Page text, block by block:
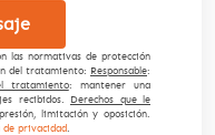
las normativas de protección
del tratamiento: Responsable:
tratamiento: mantener una
recibidos. Derechos que le
limitación y oposición.
de privacidad